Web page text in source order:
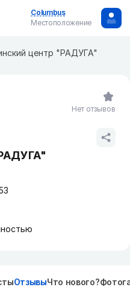
Columbus
Местоположение
центр "РАДУГА"
Нет отзывов
ОтзывыЧто нового?